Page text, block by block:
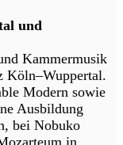
und
Kammermusik
Köln–Wuppertal.
Modern sowie
Ausbildung
bei Nobuko